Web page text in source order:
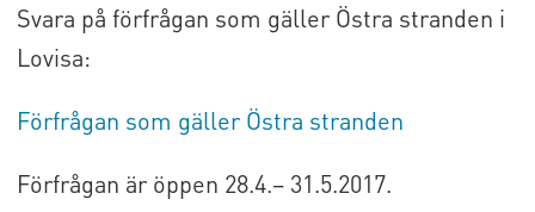
Svara på förfrågan som gäller Östra stranden i
Lovisa:
Förfrågan som gäller Östra stranden
Förfrågan är öppen 28.4.– 31.5.2017.